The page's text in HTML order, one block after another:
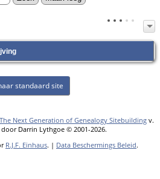
standaard site
The Next Generation of Genealogy Sitebuilding v.
door Darrin Lythgoe © 2001-2026.
R.J.F. Einhaus. | Data Beschermings Beleid.